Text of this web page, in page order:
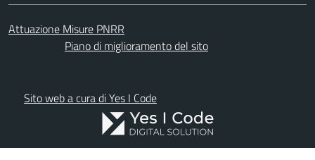
Attuazione Misure PNRR
Piano di miglioramento del sito
Sito web a cura di Yes I Code